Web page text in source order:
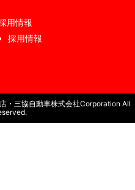
用情報
採用情報
・三協自動車株式会社Corporation All